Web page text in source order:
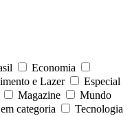
Economia
e Lazer
Especial
Magazine
Mundo
categoria
Tecnologia